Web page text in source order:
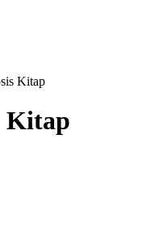
Kitap
Kitap